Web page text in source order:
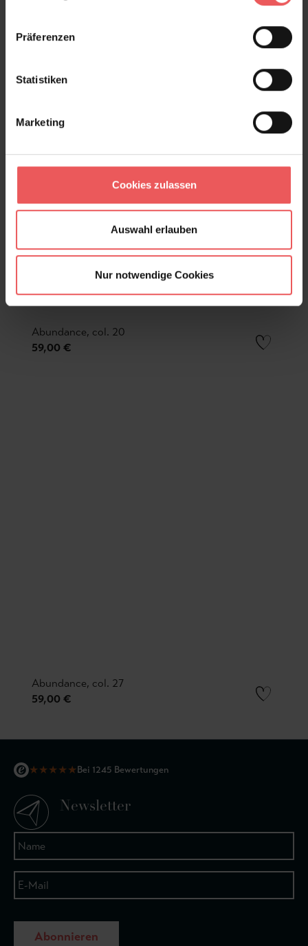
Präferenzen
Statistiken
Marketing
Cookies zulassen
Auswahl erlauben
Nur notwendige Cookies
Abundance, col. 20
59,00 €
Abundance, col. 27
59,00 €
★★★★★Bei 1245 Bewertungen
Newsletter
Abonnieren